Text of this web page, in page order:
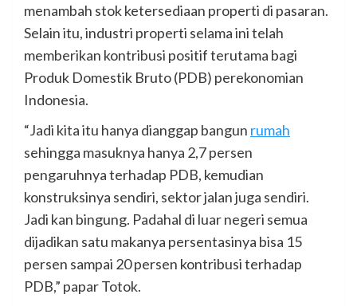
menambah stok ketersediaan properti di pasaran.
Selain itu, industri properti selama ini telah
memberikan kontribusi positif terutama bagi
Produk Domestik Bruto (PDB) perekonomian
Indonesia.
“Jadi kita itu hanya dianggap bangun rumah
sehingga masuknya hanya 2,7 persen
pengaruhnya terhadap PDB, kemudian
konstruksinya sendiri, sektor jalan juga sendiri.
Jadi kan bingung. Padahal di luar negeri semua
dijadikan satu makanya persentasinya bisa 15
persen sampai 20 persen kontribusi terhadap
PDB,” papar Totok.